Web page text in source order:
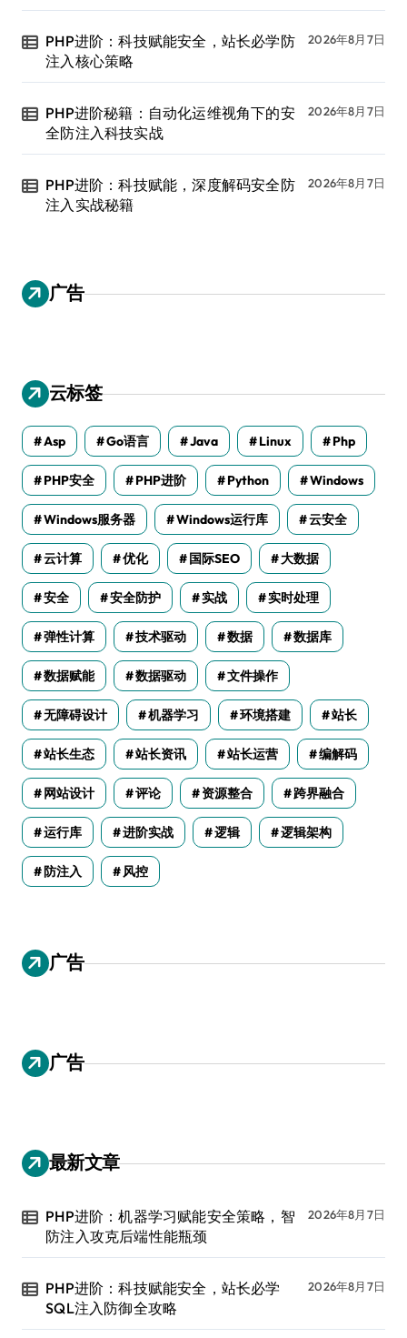
PHP进阶：科技赋能安全，站长必学防
注入核心策略
2026年8月7日
PHP进阶秘籍：自动化运维视角下的安
全防注入科技实战
2026年8月7日
PHP进阶：科技赋能，深度解码安全防
注入实战秘籍
2026年8月7日
广告
云标签
Asp Go语言 Java Linux Php
PHP安全 PHP进阶 Python Windows
Windows服务器 Windows运行库 云安全
云计算 优化 国际SEO 大数据
安全 安全防护 实战 实时处理
弹性计算 技术驱动 数据 数据库
数据赋能 数据驱动 文件操作
无障碍设计 机器学习 环境搭建 站长
站长生态 站长资讯 站长运营 编解码
网站设计 评论 资源整合 跨界融合
运行库 进阶实战 逻辑 逻辑架构
防注入 风控
广告
广告
最新文章
PHP进阶：机器学习赋能安全策略，智
防注入攻克后端性能瓶颈
2026年8月7日
PHP进阶：科技赋能安全，站长必学
SQL注入防御全攻略
2026年8月7日